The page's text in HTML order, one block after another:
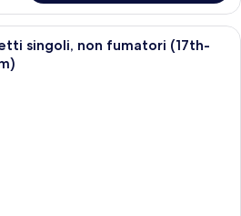
Camera d'albergo con due letti, una
singoli, non fumatori (17th-